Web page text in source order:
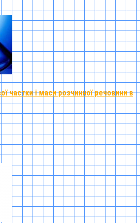
частки і маси розчинної речовини в